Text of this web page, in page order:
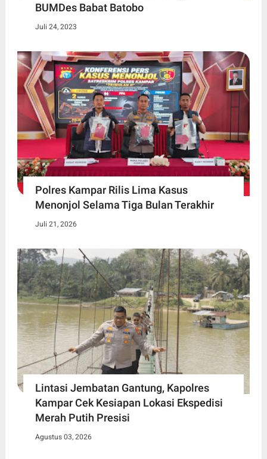
BUMDes Babat Batobo
Juli 24, 2023
Polres Kampar Rilis Lima Kasus
Menonjol Selama Tiga Bulan Terakhir
Juli 21, 2026
Lintasi Jembatan Gantung, Kapolres
Kampar Cek Kesiapan Lokasi Ekspedisi
Merah Putih Presisi
Agustus 03, 2026